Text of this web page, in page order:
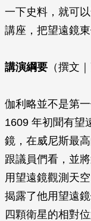
一下史料，就可
講座，把望遠鏡
講演綱要 （撰文
伽利略並不是第
1609 年初聞有望
鏡，在威尼斯最
跟議員們看，並
用望遠鏡觀測天
揭露了他用望遠
四顆衛星的相對